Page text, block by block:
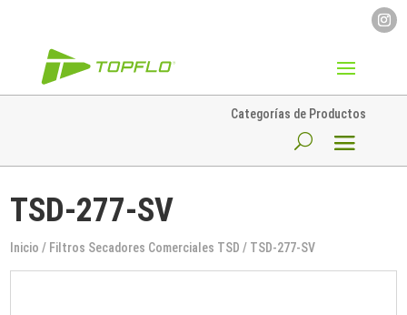
Categorías de Productos
TSD-277-SV
Inicio / Filtros Secadores Comerciales TSD / TSD-277-SV